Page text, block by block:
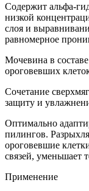
Содержит альфа-
низкой
слоя и
равномерное
Мочевина в
ороговевших
Сочетание
защиту и
Оптимально
пилингов.
ороговевшие
связей, уменьшает
Применение